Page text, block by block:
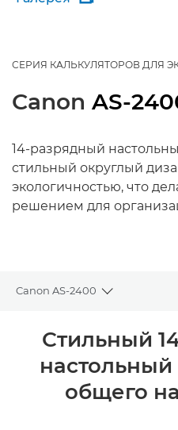
СЕРИЯ КАЛЬКУЛЯТОРОВ ДЛЯ
Canon AS-
14-разрядный
стильный округлый
экологичностью, что
решением для
Canon AS-2400
Toggle
Общая информация
Технические характеристики
Стильный
настольный
общего